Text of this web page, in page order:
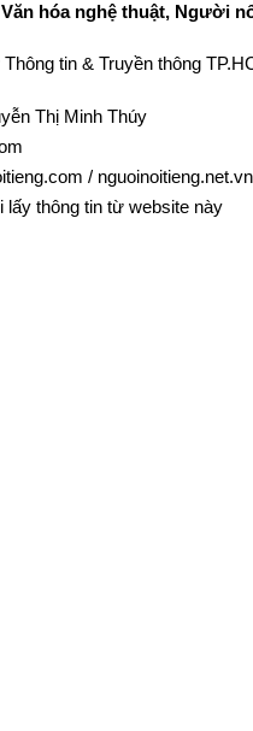
hóa nghệ thuật, Người
tin & Truyền thông
Thị Minh Thúy
/ nguoinoitieng.net.vn
lấy thông tin từ website này